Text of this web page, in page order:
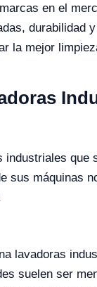
en el
durabilidad
la mejor
industriales
sus máquinas
lavadoras
suelen ser